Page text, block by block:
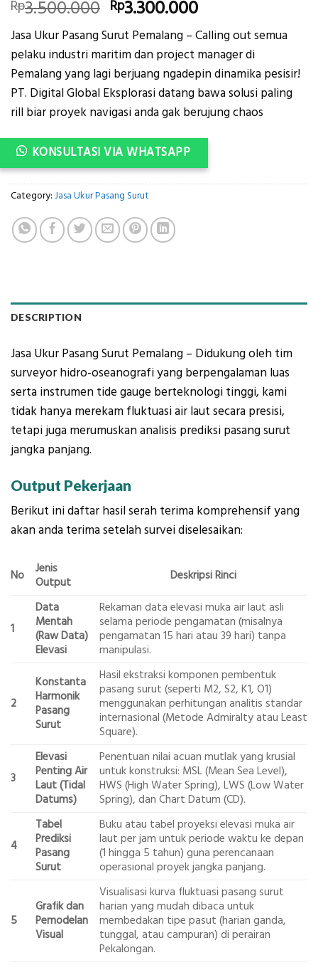
Rp3.500.000 Original
price
was:
Rp3.500.000.
Rp3.300.000Current
price
is:
Rp3.300.000.
Jasa Ukur Pasang Surut Pemalang – Calling out semua
pelaku industri maritim dan project manager di
Pemalang yang lagi berjuang ngadepin dinamika pesisir!
PT. Digital Global Eksplorasi datang bawa solusi paling
rill biar proyek navigasi anda gak berujung chaos
KONSULTASI VIA WHATSAPP
Category: Jasa Ukur Pasang Surut
DESCRIPTION
Jasa Ukur Pasang Surut Pemalang – Didukung oleh tim
surveyor hidro-oseanografi yang berpengalaman luas
serta instrumen tide gauge berteknologi tinggi, kami
tidak hanya merekam fluktuasi air laut secara presisi,
tetapi juga merumuskan analisis prediksi pasang surut
jangka panjang.
Output Pekerjaan
Berikut ini daftar hasil serah terima komprehensif yang
akan anda terima setelah survei diselesaikan:
No
Jenis
Output
Deskripsi Rinci
1
Data
Mentah
(Raw Data)
Elevasi
Rekaman data elevasi muka air laut asli
selama periode pengamatan (misalnya
pengamatan 15 hari atau 39 hari) tanpa
manipulasi.
2
Konstanta
Harmonik
Pasang
Surut
Hasil ekstraksi komponen pembentuk
pasang surut (seperti M2, S2, K1, O1)
menggunakan perhitungan analitis standar
internasional (Metode Admiralty atau Least
Square).
3
Elevasi
Penting Air
Laut (Tidal
Datums)
Penentuan nilai acuan mutlak yang krusial
untuk konstruksi: MSL (Mean Sea Level),
HWS (High Water Spring), LWS (Low Water
Spring), dan Chart Datum (CD).
4
Tabel
Prediksi
Pasang
Surut
Buku atau tabel proyeksi elevasi muka air
laut per jam untuk periode waktu ke depan
(1 hingga 5 tahun) guna perencanaan
operasional proyek jangka panjang.
5
Grafik dan
Pemodelan
Visual
Visualisasi kurva fluktuasi pasang surut
harian yang mudah dibaca untuk
membedakan tipe pasut (harian ganda,
tunggal, atau campuran) di perairan
Pekalongan.